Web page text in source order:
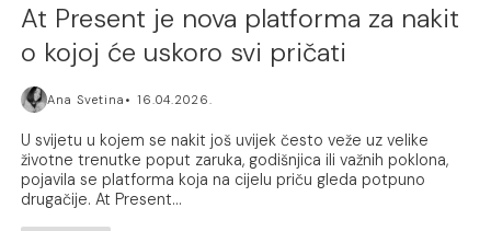
At Present je nova platforma za nakit
o kojoj će uskoro svi pričati
Ana Svetina 16.04.2026.
U svijetu u kojem se nakit još uvijek često veže uz velike
životne trenutke poput zaruka, godišnjica ili važnih poklona,
pojavila se platforma koja na cijelu priču gleda potpuno
drugačije. At Present...